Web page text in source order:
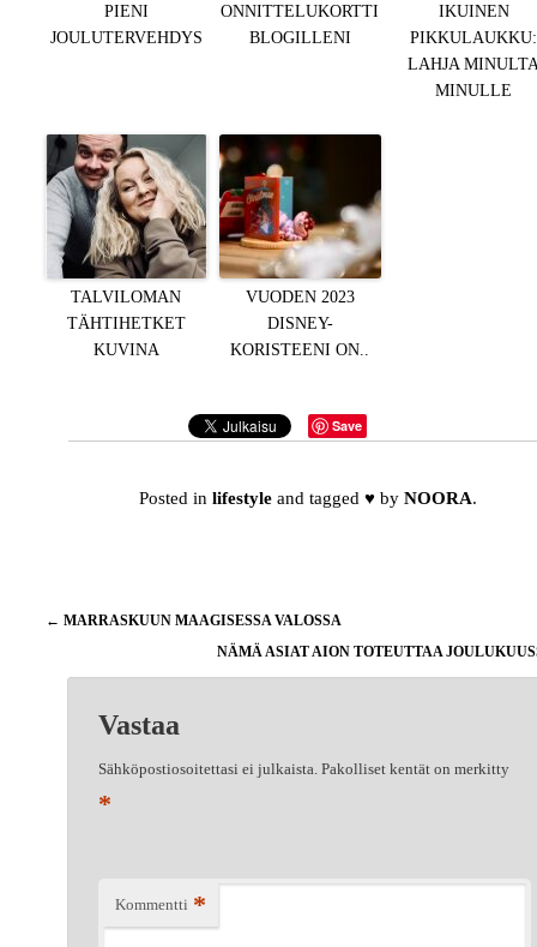
PIENI
JOULUTERVEHDYS
ONNITTELUKORTTI
BLOGILLENI
IKUINEN
PIKKULAUKKU:
LAHJA
MINULLE
TALVILOMAN
TÄHTIHETKET
KUVINA
VUODEN 2023
DISNEY-
KORISTEENI ON..
Save
Posted inlifestyle and tagged♥ byNOORA.
Artikkelien
← MARRASKUUN MAAGISESSA VALOSSA
NÄMÄ ASIAT AION TOTEUTTAA
Vastaa
Sähköpostiosoitettasi ei julkaista. Pakolliset kentät on merkitty
*
Kommentti *